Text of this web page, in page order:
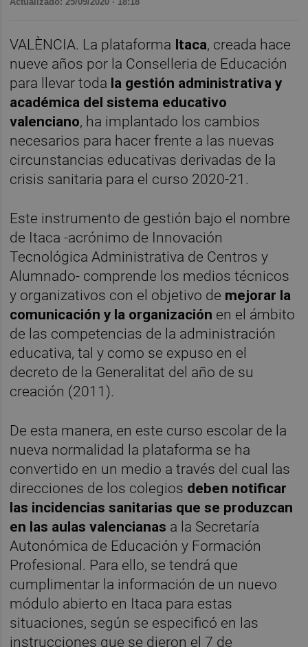
VALÈNCIA. La plataforma Itaca, creada hace
nueve años por la Conselleria de Educación
para llevar toda la gestión administrativa y
académica del sistema educativo
valenciano, ha implantado los cambios
necesarios para hacer frente a las nuevas
circunstancias educativas derivadas de la
crisis sanitaria para el curso 2020-21.
Este instrumento de gestión bajo el nombre
de Itaca -acrónimo de Innovación
Tecnológica Administrativa de Centros y
Alumnado- comprende los medios técnicos
y organizativos con el objetivo de mejorar la
comunicación y la organización en el ámbito
de las competencias de la administración
educativa, tal y como se expuso en el
decreto de la Generalitat del año de su
creación (2011).
De esta manera, en este curso escolar de la
nueva normalidad la plataforma se ha
convertido en un medio a través del cual las
direcciones de los colegios deben notificar
las incidencias sanitarias que se produzcan
en las aulas valencianas a la Secretaría
Autonómica de Educación y Formación
Profesional. Para ello, se tendrá que
cumplimentar la información de un nuevo
módulo abierto en Itaca para estas
situaciones, según se especificó en las
instrucciones que se dieron el 7 de